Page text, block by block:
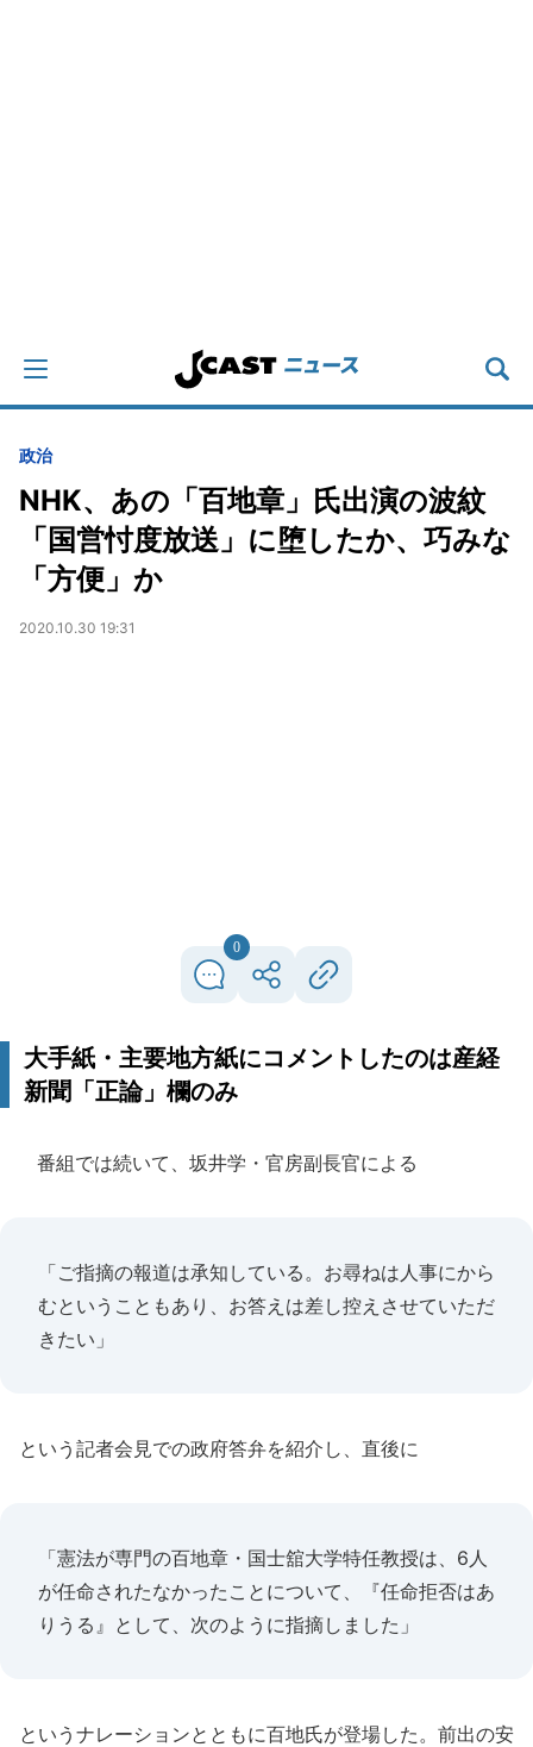
政治
NHK、あの「百地章」氏出演の波紋
「国営忖度放送」に堕したか、巧みな
「方便」か
2020.10.30 19:31
0
大手紙・主要地方紙にコメントしたのは産経
新聞「正論」欄のみ
番組では続いて、坂井学・官房副長官による
「ご指摘の報道は承知している。お尋ねは人事にから
むということもあり、お答えは差し控えさせていただ
きたい」
という記者会見での政府答弁を紹介し、直後に
「憲法が専門の百地章・国士舘大学特任教授は、6人
が任命されたなかったことについて、『任命拒否はあ
りうる』として、次のように指摘しました」
というナレーションとともに百地氏が登場した。前出の安